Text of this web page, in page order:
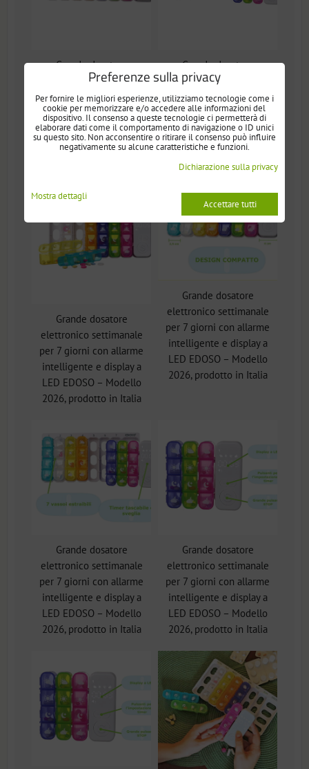
Grande dosatore
elettronico settimanale
per 7 giorni con allarme
intelligente e display a
LED EDOSO – Modello
2026, prodotto in Italia
Grande dosatore
elettronico settimanale
per 7 giorni con allarme
intelligente e display a
LED EDOSO – Modello
2026, prodotto in Italia
Grande dosatore
elettronico settimanale
per 7 giorni con allarme
intelligente e display a
LED EDOSO – Modello
2026, prodotto in Italia
Grande dosatore
elettronico settimanale
per 7 giorni con allarme
intelligente e display a
LED EDOSO – Modello
2026, prodotto in Italia
Grande dosatore
elettronico settimanale
per 7 giorni con allarme
intelligente e display a
LED EDOSO – Modello
2026, prodotto in Italia
Grande dosatore
elettronico settimanale
per 7 giorni con allarme
intelligente e display a
LED EDOSO – Modello
2026, prodotto in Italia
Preferenze sulla privacy
Per fornire le migliori esperienze, utilizziamo tecnologie come i
cookie per memorizzare e/o accedere alle informazioni del
dispositivo. Il consenso a queste tecnologie ci permetterà di
elaborare dati come il comportamento di navigazione o ID unici
su questo sito. Non acconsentire o ritirare il consenso può influire
negativamente su alcune caratteristiche e funzioni.
Dichiarazione sulla privacy
Mostra dettagli
Accettare tutti